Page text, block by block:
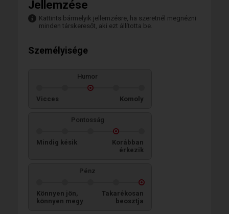
Jellemzése
Kattints bármelyik jellemzésre, ha szeretnél megnézni
minden társkeresőt, aki ezt állította be.
Személyisége
Humor
Vicces Komoly
Pontosság
Mindig késik
Korábban
érkezik
Pénz
Könnyen jön,
könnyen megy
Takarékosan
beosztja